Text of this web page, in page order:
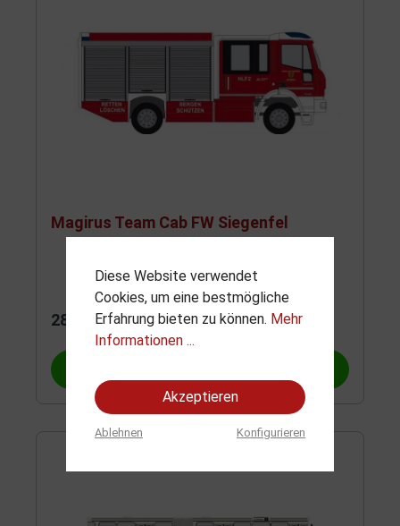
Magirus Team Cab FW Siegenfel
28,90 €*
Diese Website verwendet
Cookies, um eine bestmögliche
Erfahrung bieten zu können. Mehr
Informationen ...
Akzeptieren
Ablehnen Konfigurieren